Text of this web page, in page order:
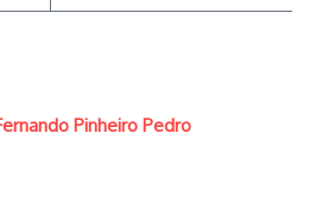
Pinheiro Pedro